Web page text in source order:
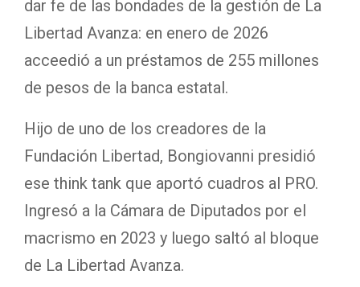
dar fe de las bondades de la gestión de La
Libertad Avanza: en enero de 2026
acceedió a un préstamos de 255 millones
de pesos de la banca estatal.
Hijo de uno de los creadores de la
Fundación Libertad, Bongiovanni presidió
ese think tank que aportó cuadros al PRO.
Ingresó a la Cámara de Diputados por el
macrismo en 2023 y luego saltó al bloque
de La Libertad Avanza.